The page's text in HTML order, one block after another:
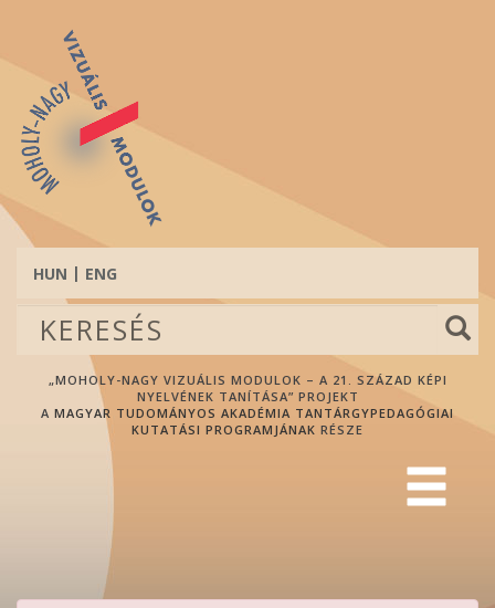
tartalomra
HUN ENG
Keresés
űrlap
Keresés
„MOHOLY-NAGY VIZUÁLIS MODULOK – A 21. SZÁZAD KÉPI
NYELVÉNEK TANÍTÁSA” PROJEKT
A MAGYAR TUDOMÁNYOS AKADÉMIA TANTÁRGYPEDAGÓGIAI
KUTATÁSI PROGRAMJÁNAK RÉSZE